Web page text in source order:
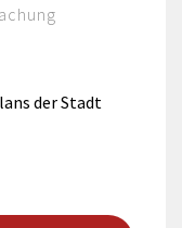
der Stadt